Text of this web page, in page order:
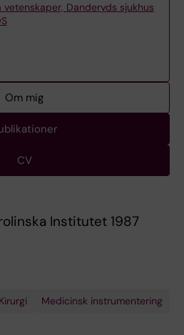
Danderyds sjukhus
Om mig
CV
Institutet 1987
Kirurgi Medicinsk instrumentering